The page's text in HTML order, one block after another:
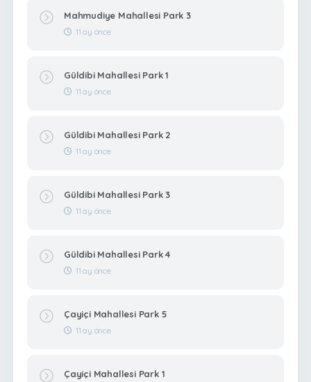
Mahmudiye Mahallesi Park 3
11 ay önce
Güldibi Mahallesi Park 1
11 ay önce
Güldibi Mahallesi Park 2
11 ay önce
Güldibi Mahallesi Park 3
11 ay önce
Güldibi Mahallesi Park 4
11 ay önce
Çayiçi Mahallesi Park 5
11 ay önce
Çayiçi Mahallesi Park 1